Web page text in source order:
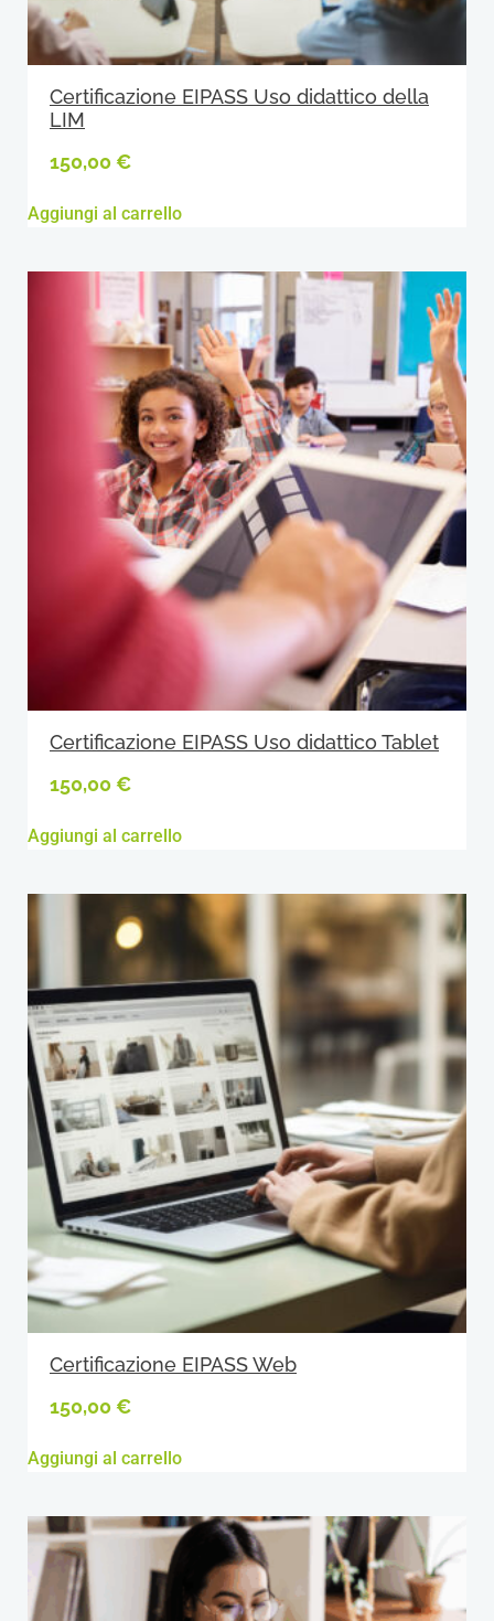
Certificazione EIPASS Uso didattico della
LIM
150,00 €
Aggiungi al carrello
Certificazione EIPASS Uso didattico Tablet
150,00 €
Aggiungi al carrello
Certificazione EIPASS Web
150,00 €
Aggiungi al carrello